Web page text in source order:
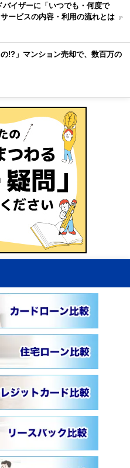
バイザーに「いつでも・何度で
ービスの内容・利用の流れとは [P
の!?」マンション売却で、数百万の